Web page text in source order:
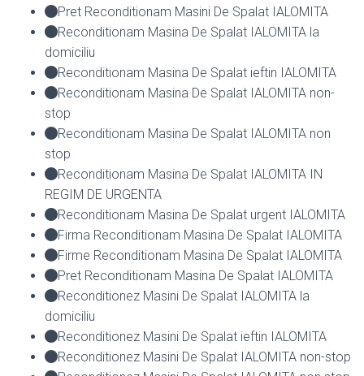
Pret Reconditionam Masini De Spalat IALOMITA
Reconditionam Masina De Spalat IALOMITA la
domiciliu
Reconditionam Masina De Spalat ieftin IALOMITA
Reconditionam Masina De Spalat IALOMITA non-
stop
Reconditionam Masina De Spalat IALOMITA non
stop
Reconditionam Masina De Spalat IALOMITA IN
REGIM DE URGENTA
Reconditionam Masina De Spalat urgent IALOMITA
Firma Reconditionam Masina De Spalat IALOMITA
Firme Reconditionam Masina De Spalat IALOMITA
Pret Reconditionam Masina De Spalat IALOMITA
Reconditionez Masini De Spalat IALOMITA la
domiciliu
Reconditionez Masini De Spalat ieftin IALOMITA
Reconditionez Masini De Spalat IALOMITA non-stop